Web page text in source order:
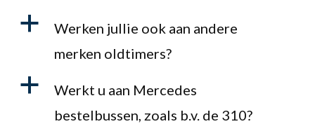
a
Werken jullie ook aan andere
merken oldtimers?
a
Werkt u aan Mercedes
bestelbussen, zoals b.v. de 310?